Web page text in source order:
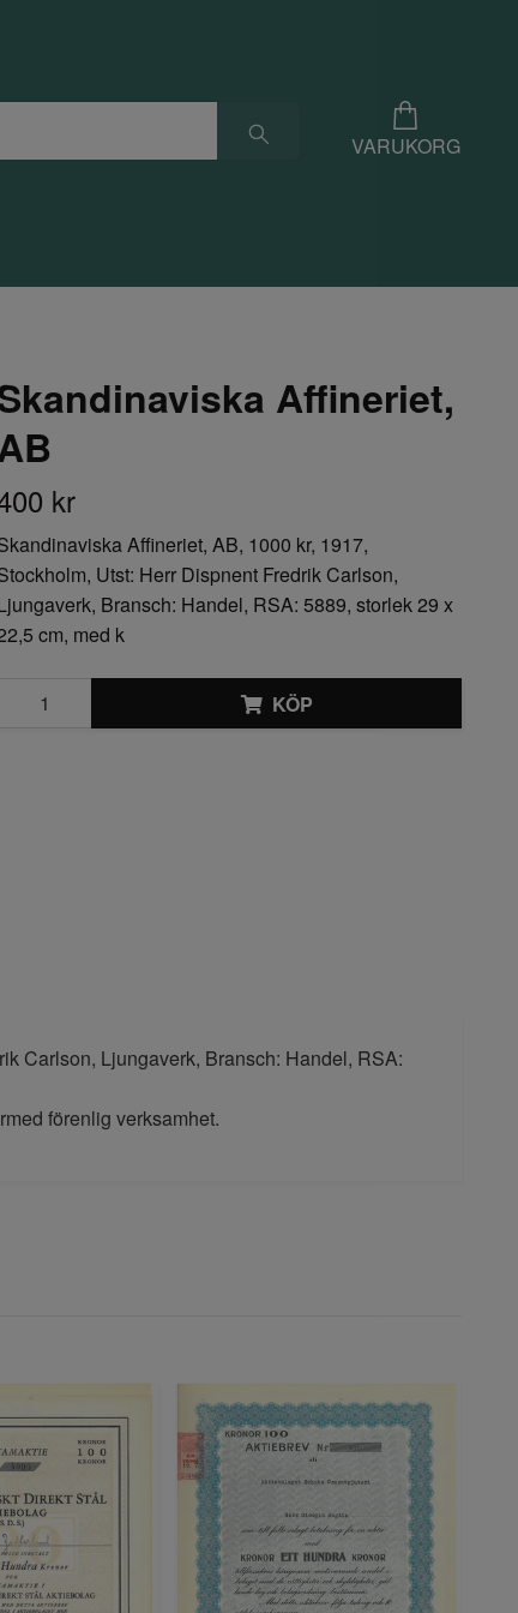
VARUKORG
Affineriet,
kr
Affineriet, AB, 1000 kr, 1917,
Utst: Herr Dispnent Fredrik Carlson,
Bransch: Handel, RSA: 5889, storlek 29 x
cm, med k
KÖP
Carlson, Ljungaverk, Bransch: Handel, RSA:
förenlig verksamhet.